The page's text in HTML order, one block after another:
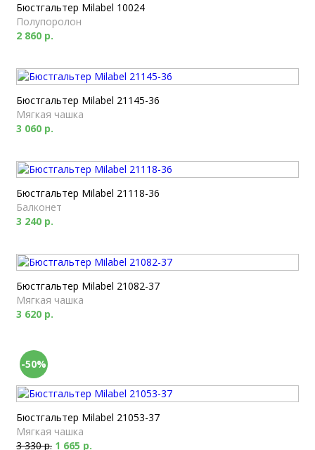
Бюстгальтер Milabel 10024
Полупоролон
2 860 р.
Бюстгальтер Milabel 21145-36
Мягкая чашка
3 060 р.
Бюстгальтер Milabel 21118-36
Балконет
3 240 р.
Бюстгальтер Milabel 21082-37
Мягкая чашка
3 620 р.
-50%
Бюстгальтер Milabel 21053-37
Мягкая чашка
3 330 р. 1 665 р.